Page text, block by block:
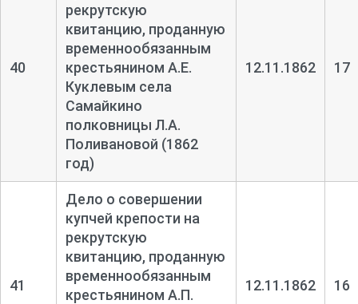
40
рекрутскую
квитанцию, проданную
временнообязанным
крестьянином А.Е.
Куклевым села
Самайкино
полковницы Л.А.
Поливановой (1862
год)
12.11.1862 17
41
Дело о совершении
купчей крепости на
рекрутскую
квитанцию, проданную
временнообязанным
крестьянином А.П.
12.11.1862 16